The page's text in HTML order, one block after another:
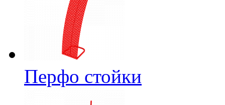
Перфо стойки